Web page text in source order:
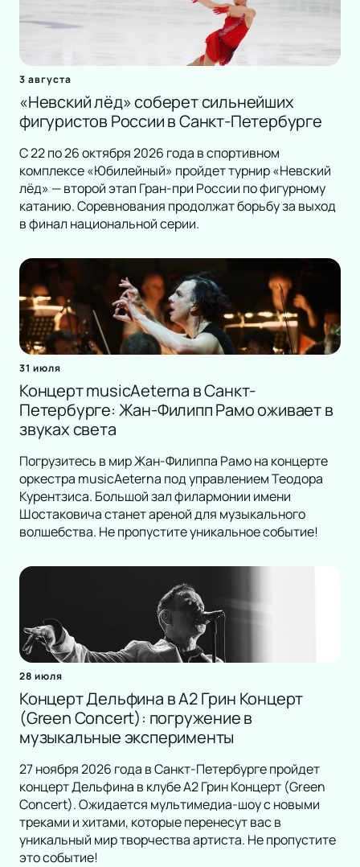
3 августа
«Невский лёд» соберет сильнейших
фигуристов России в Санкт-Петербурге
С 22 по 26 октября 2026 года в спортивном
комплексе «Юбилейный» пройдет турнир «Невский
лёд» — второй этап Гран-при России по фигурному
катанию. Соревнования продолжат борьбу за выход
в финал национальной серии.
31 июля
Концерт musicAeterna в Санкт-
Петербурге: Жан-Филипп Рамо оживает в
звуках света
Погрузитесь в мир Жан-Филиппа Рамо на концерте
оркестра musicAeterna под управлением Теодора
Курентзиса. Большой зал филармонии имени
Шостаковича станет ареной для музыкального
волшебства. Не пропустите уникальное событие!
28 июля
Концерт Дельфина в А2 Грин Концерт
(Green Concert): погружение в
музыкальные эксперименты
27 ноября 2026 года в Санкт-Петербурге пройдет
концерт Дельфина в клубе А2 Грин Концерт (Green
Concert). Ожидается мультимедиа-шоу с новыми
треками и хитами, которые перенесут вас в
уникальный мир творчества артиста. Не пропустите
это событие!